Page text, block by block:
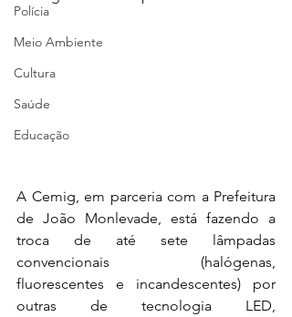
Polícia
Meio Ambiente
Cultura
Saúde
Educação
A Cemig, em parceria com a Prefeitura
de João Monlevade, está fazendo a
troca de até sete lâmpadas
convencionais (halógenas,
fluorescentes e incandescentes) por
outras de tecnologia LED,